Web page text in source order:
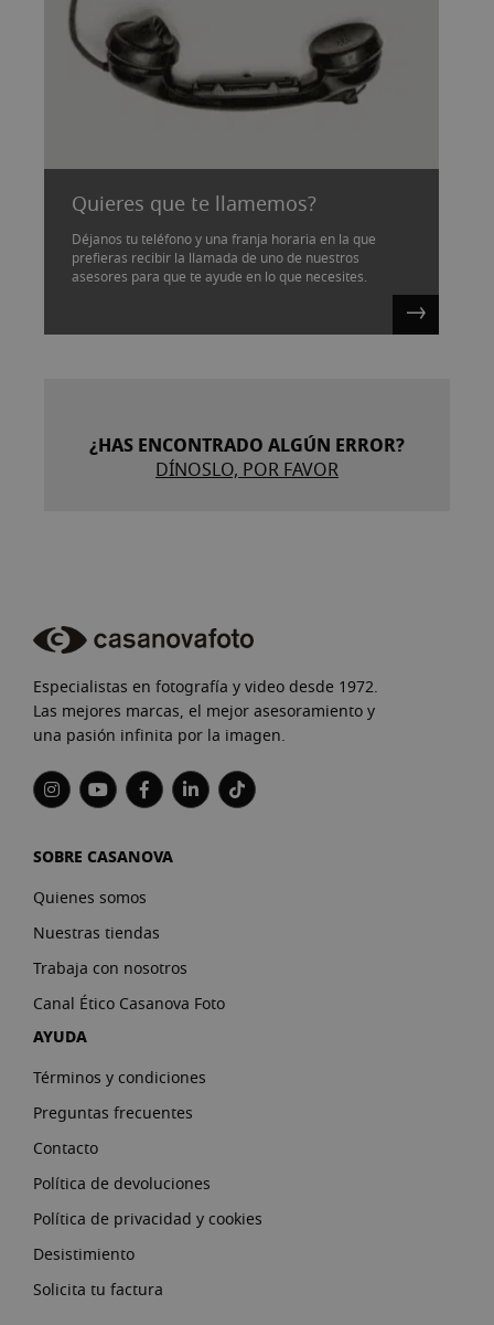
Quieres que te llamemos?
Déjanos tu teléfono y una franja horaria en la que
prefieras recibir la llamada de uno de nuestros
asesores para que te ayude en lo que necesites.
¿HAS ENCONTRADO ALGÚN ERROR?
DÍNOSLO, POR FAVOR
Especialistas en fotografía y video desde 1972.
Las mejores marcas, el mejor asesoramiento y
una pasión infinita por la imagen.
SOBRE CASANOVA
Quienes somos
Nuestras tiendas
Trabaja con nosotros
Canal Ético Casanova Foto
AYUDA
Términos y condiciones
Preguntas frecuentes
Contacto
Política de devoluciones
Política de privacidad y cookies
Desistimiento
Solicita tu factura